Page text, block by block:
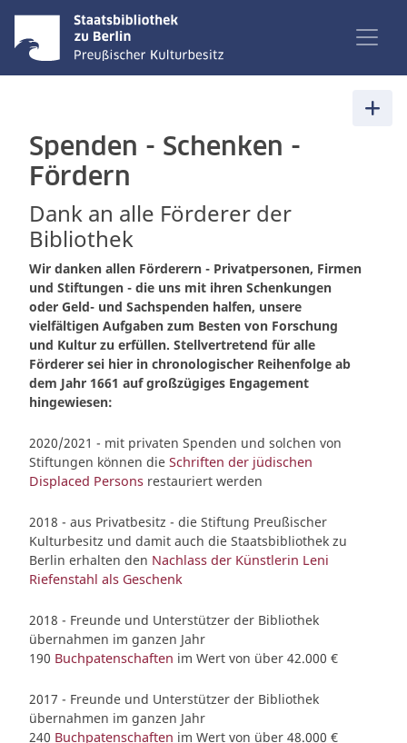
Spenden - Schenken -
Fördern
Dank an alle Förderer der
Bibliothek
Wir danken allen Förderern - Privatpersonen, Firmen
und Stiftungen - die uns mit ihren Schenkungen
oder Geld- und Sachspenden halfen, unsere
vielfältigen Aufgaben zum Besten von Forschung
und Kultur zu erfüllen. Stellvertretend für alle
Förderer sei hier in chronologischer Reihenfolge ab
dem Jahr 1661 auf großzügiges Engagement
hingewiesen:
2020/2021 - mit privaten Spenden und solchen von
Stiftungen können die Schriften der jüdischen
Displaced Persons restauriert werden
2018 - aus Privatbesitz - die Stiftung Preußischer
Kulturbesitz und damit auch die Staatsbibliothek zu
Berlin erhalten den Nachlass der Künstlerin Leni
Riefenstahl als Geschenk
2018 - Freunde und Unterstützer der Bibliothek
übernahmen im ganzen Jahr
190 Buchpatenschaften im Wert von über 42.000 €
2017 - Freunde und Unterstützer der Bibliothek
übernahmen im ganzen Jahr
240 Buchpatenschaften im Wert von über 48.000 €